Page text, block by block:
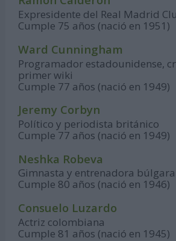
Expresidente del Real Madrid
Cumple 75 años (nació en 1951)
Ward Cunningham
Programador estadounidense,
primer wiki
Cumple 77 años (nació en 1949)
Jeremy Corbyn
Político y periodista británico
Cumple 77 años (nació en 1949)
Neshka Robeva
Gimnasta y entrenadora búlgara
Cumple 80 años (nació en 1946)
Consuelo Luzardo
Actriz colombiana
Cumple 81 años (nació en 1945)